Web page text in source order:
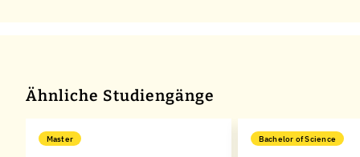
Ähnliche Studiengänge
Master Bachelor of Science